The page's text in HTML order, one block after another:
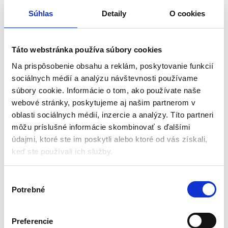
Súhlas Detaily O cookies
Táto webstránka používa súbory cookies
Na prispôsobenie obsahu a reklám, poskytovanie funkcií
sociálnych médií a analýzu návštevnosti používame
súbory cookie. Informácie o tom, ako používate naše
webové stránky, poskytujeme aj našim partnerom v
oblasti sociálnych médií, inzercie a analýzy. Títo partneri
môžu príslušné informácie skombinovať s ďalšími
údajmi, ktoré ste im poskytli alebo ktoré od vás získali,
keď ste používali ich služby.
Potrebné
Preferencie
priemer lana 1 mm – 13 mm
Aktuálne vypredané
Priemer lana: 1-13 mm
Mazacie čapy
Zdvojnásobenie ťažnej sily
Zdvíhanie a obrátenie smeru ťahu
29,00
57,75€
23,58 € bez DPH)
★★★★★
štvorvalcová – do 3 500 lbs
Aktuálne vypredané
Priemer vodiaceho valčeka: 15,6
mm
Ťažná sila: 2 000-3 5000 lbs
Vzdialenosť otvorov: 109 mm
Horizontálne a vertikálne valčeky
31,50 €
★★★★★